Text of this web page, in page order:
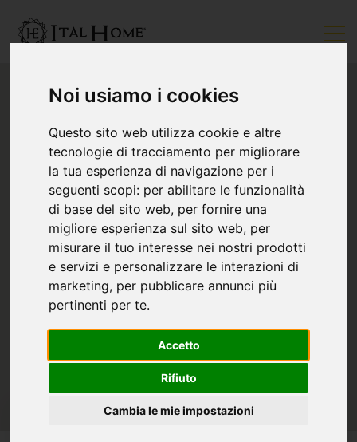
Noi usiamo i cookies
Questo sito web utilizza cookie e altre
tecnologie di tracciamento per migliorare
la tua esperienza di navigazione per i
seguenti scopi: per abilitare le funzionalità
di base del sito web, per fornire una
migliore esperienza sul sito web, per
misurare il tuo interesse nei nostri prodotti
e servizi e personalizzare le interazioni di
marketing, per pubblicare annunci più
pertinenti per te.
Accetto
Rifiuto
Cambia le mie impostazioni